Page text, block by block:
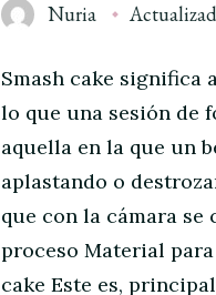
Nuria
Smash cake significa
lo que una sesión de
aquella en la que un
aplastando o
que con la cámara se
proceso Material
cake Este es,